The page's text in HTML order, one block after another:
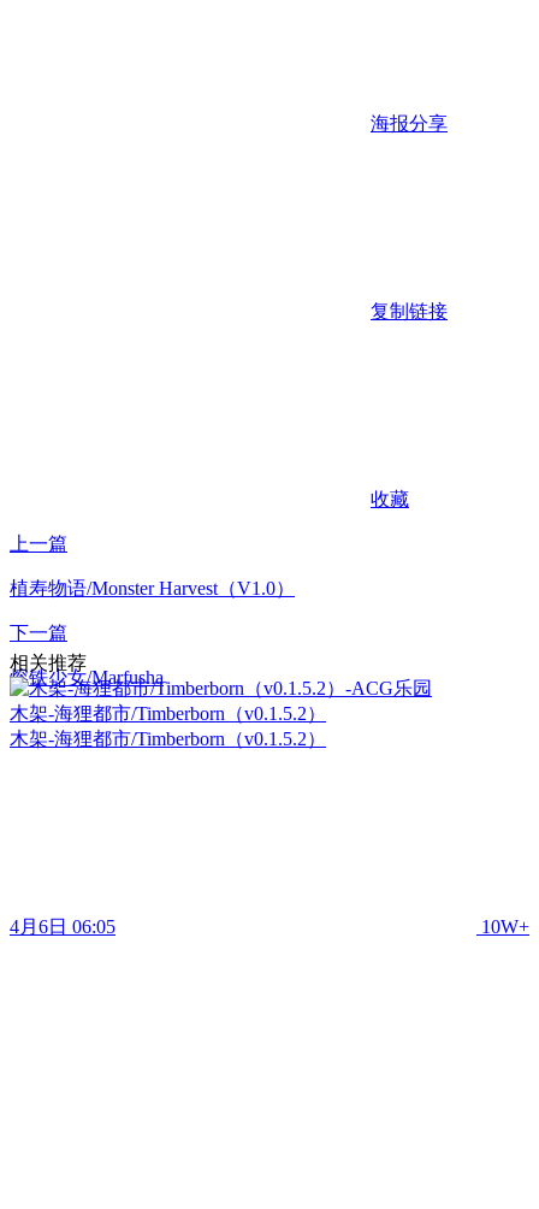
海报分享
复制链接
收藏
上一篇
植寿物语/Monster Harvest（V1.0）
下一篇
熔铁少女/Marfusha
相关推荐
木架-海狸都市/Timberborn（v0.1.5.2）
木架-海狸都市/Timberborn（v0.1.5.2）
4月6日 06:05 10W+